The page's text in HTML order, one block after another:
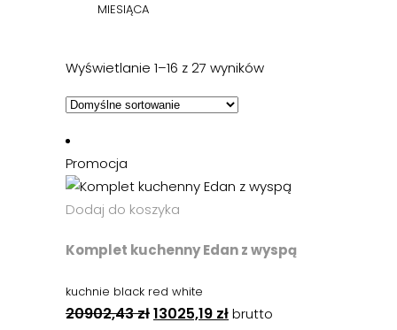
MIESIĄCA
Wyświetlanie 1–16 z 27 wyników
Promocja
Dodaj do koszyka
Komplet kuchenny Edan z wyspą
kuchnie black red white
20902,43zł13025,19 złbrutto